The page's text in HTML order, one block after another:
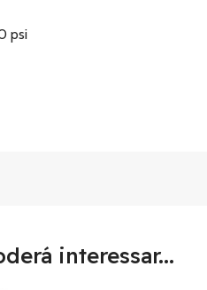
psi
interessar...